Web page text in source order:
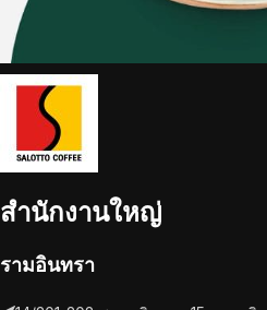
สำนักงานใหญ่
รามอินทรา